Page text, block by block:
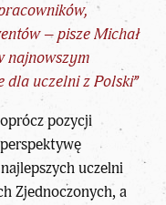
– pisze Michał
najnowszym
dla uczelni z Polski”
pozycji
uczelni
Zjednoczonych, a